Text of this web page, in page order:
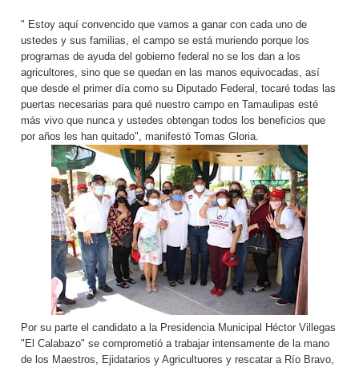
" Estoy aquí convencido que vamos a ganar con cada uno de
ustedes y sus familias, el campo se está muriendo porque los
programas de ayuda del gobierno federal no se los dan a los
agricultores, sino que se quedan en las manos equivocadas, así
que desde el primer día como su Diputado Federal, tocaré todas las
puertas necesarias para qué nuestro campo en Tamaulipas esté
más vivo que nunca y ustedes obtengan todos los beneficios que
por años les han quitado", manifestó Tomas Gloria.
Por su parte el candidato a la Presidencia Municipal Héctor Villegas
"El Calabazo" se comprometió a trabajar intensamente de la mano
de los Maestros, Ejidatarios y Agricultuores y rescatar a Río Bravo,